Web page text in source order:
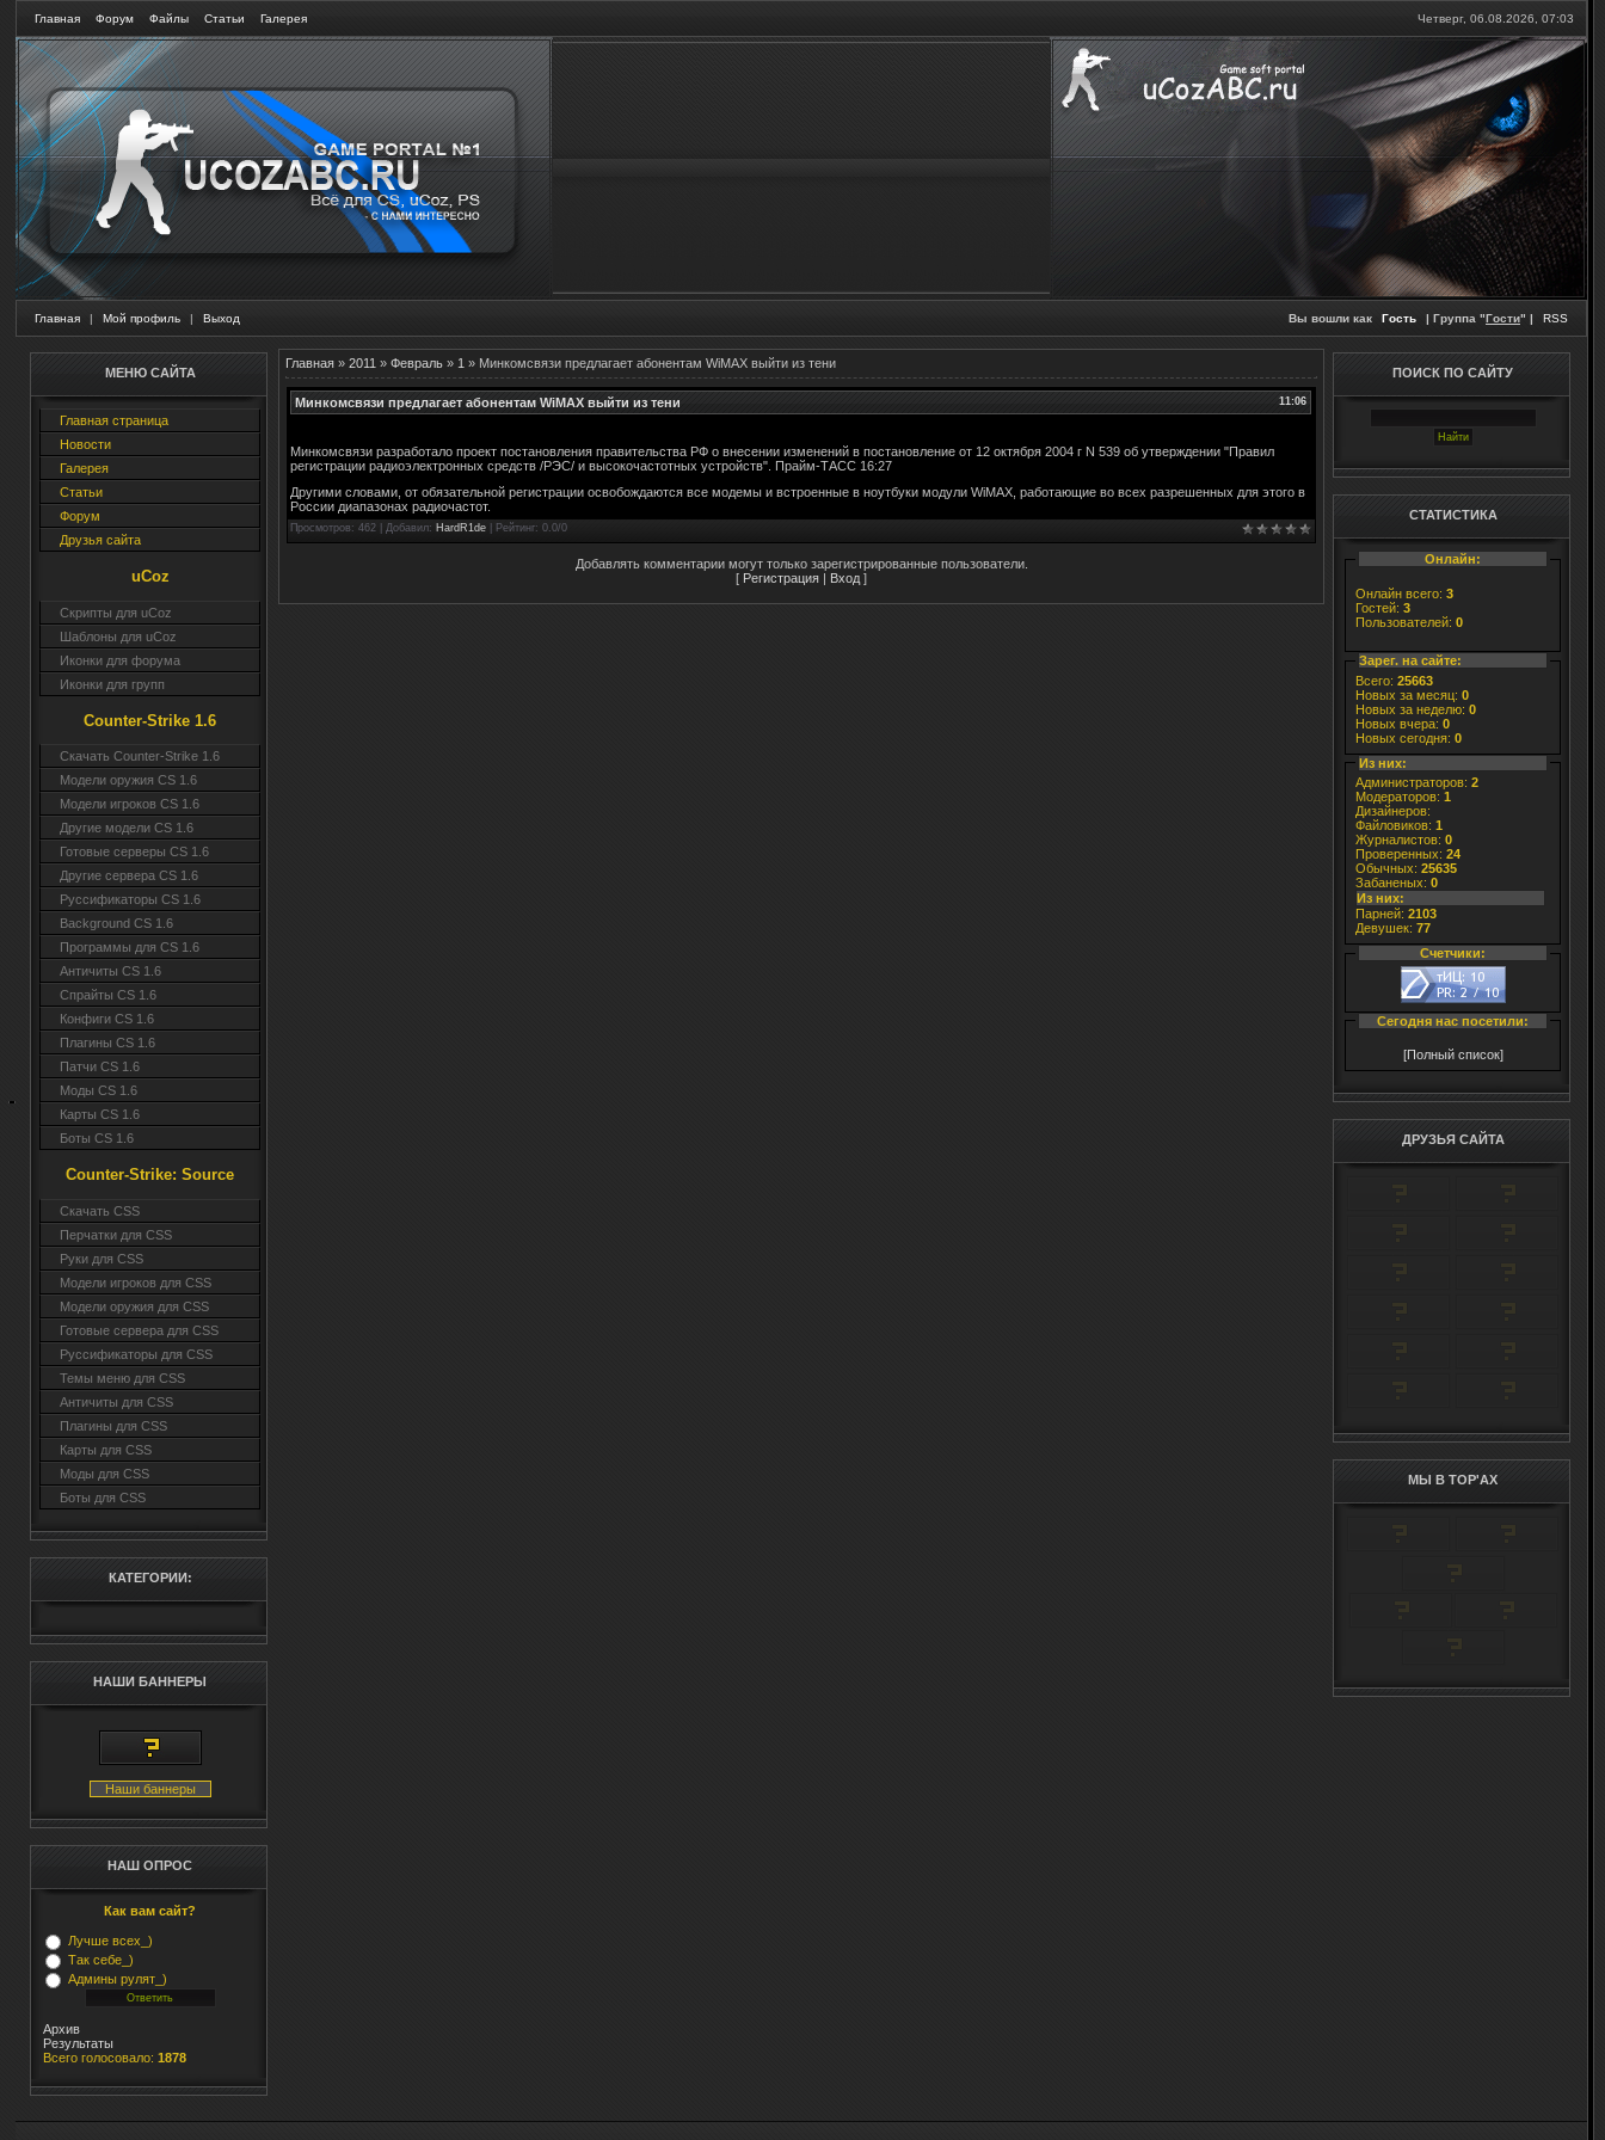
Главная Форум Файлы Статьи Галерея Четверг, 06.08.2026, 07:03
Главная | Мой профиль | Выход Вы вошли как Гость | Группа "Гости" | RSS
МЕНЮ САЙТА
Главная страница
Новости
Галерея
Статьи
Форум
Друзья сайта
uCoz
Скрипты для uCoz
Шаблоны для uCoz
Иконки для форума
Иконки для групп
Counter-Strike 1.6
Скачать Counter-Strike 1.6
Модели оружия CS 1.6
Модели игроков CS 1.6
Другие модели CS 1.6
Готовые серверы CS 1.6
Другие сервера CS 1.6
Руссификаторы CS 1.6
Background CS 1.6
Программы для CS 1.6
Античиты CS 1.6
Спрайты CS 1.6
Конфиги CS 1.6
Плагины CS 1.6
Патчи CS 1.6
Моды CS 1.6
Карты CS 1.6
Боты CS 1.6
Counter-Strike: Source
Cкачать CSS
Перчатки для CSS
Руки для CSS
Модели игроков для CSS
Модели оружия для CSS
Готовые сервера для CSS
Руссификаторы для CSS
Темы меню для CSS
Античиты для CSS
Плагины для CSS
Карты для CSS
Моды для CSS
Боты для CSS
КАТЕГОРИИ:
НАШИ БАННЕРЫ
Наши баннеры
НАШ ОПРОС
Как вам сайт?
Лучше всех_)
Так себе_)
Админы рулят_)
Архив
Результаты
Всего голосовало: 1878
Главная » 2011 » Февраль » 1 » Минкомсвязи предлагает абонентам WiMAX выйти из тени
11:06
Минкомсвязи предлагает абонентам WiMAX выйти из тени
Минкомсвязи разработало проект постановления правительства РФ о внесении изменений в постановление от 12 октября 2004 г N 539 об утверждении "Правил
регистрации радиоэлектронных средств /РЭС/ и высокочастотных устройств". Прайм-ТАСС 16:27
Другими словами, от обязательной регистрации освобождаются все модемы и встроенные в ноутбуки модули WiMAX, работающие во всех разрешенных для этого в
России диапазонах радиочастот.
Просмотров: 462 | Добавил: HardR1de Рейтинг: 0.0/0
Добавлять комментарии могут только зарегистрированные пользователи.
[ Регистрация | Вход ]
ПОИСК ПО САЙТУ
СТАТИСТИКА
Онлайн:
Онлайн всего: 3
Гостей: 3
Пользователей: 0
Зарег. на сайте:
Всего: 25663
Новых за месяц: 0
Новых за неделю: 0
Новых вчера: 0
Новых сегодня: 0
Из них:
Администраторов: 2
Модераторов: 1
Дизайнеров:
Файловиков: 1
Журналистов: 0
Проверенных: 24
Обычных: 25635
Забаненых: 0
Из них:
Парней: 2103
Девушек: 77
Счетчики:
Сегодня нас посетили:
[Полный список]
ДРУЗЬЯ САЙТА
МЫ В TOP'AX